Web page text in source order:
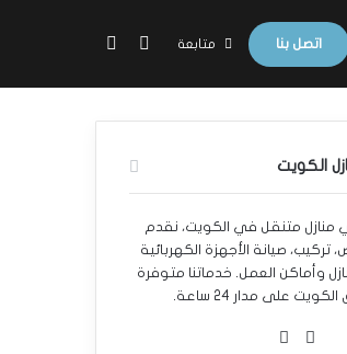
اتصل بنا متابعة الوضع المظلم
الكويت
منازل متنقل في الكويت، نقدم
صيانة الأجهزة الكهربائية
وأماكن العمل. خدماتنا متوفرة
على مدار 24 ساعة.
واتساب